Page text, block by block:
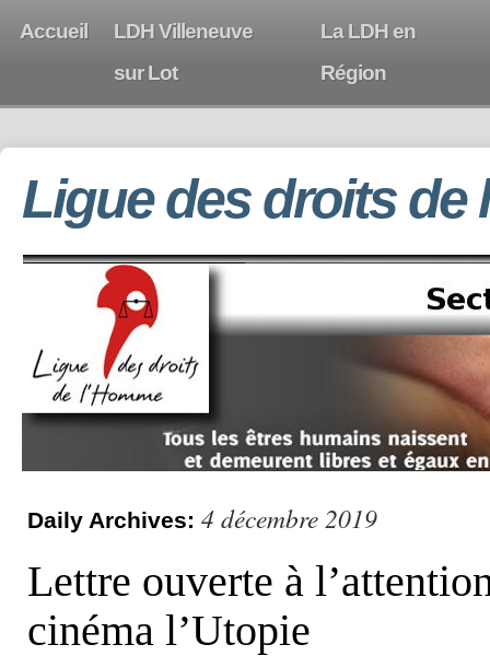
Accueil
LDH Villeneuve
sur Lot
La LDH en
Région
Ligue des droits de
Daily Archives: 4 décembre 2019
Lettre ouverte à
cinéma l’Utopie